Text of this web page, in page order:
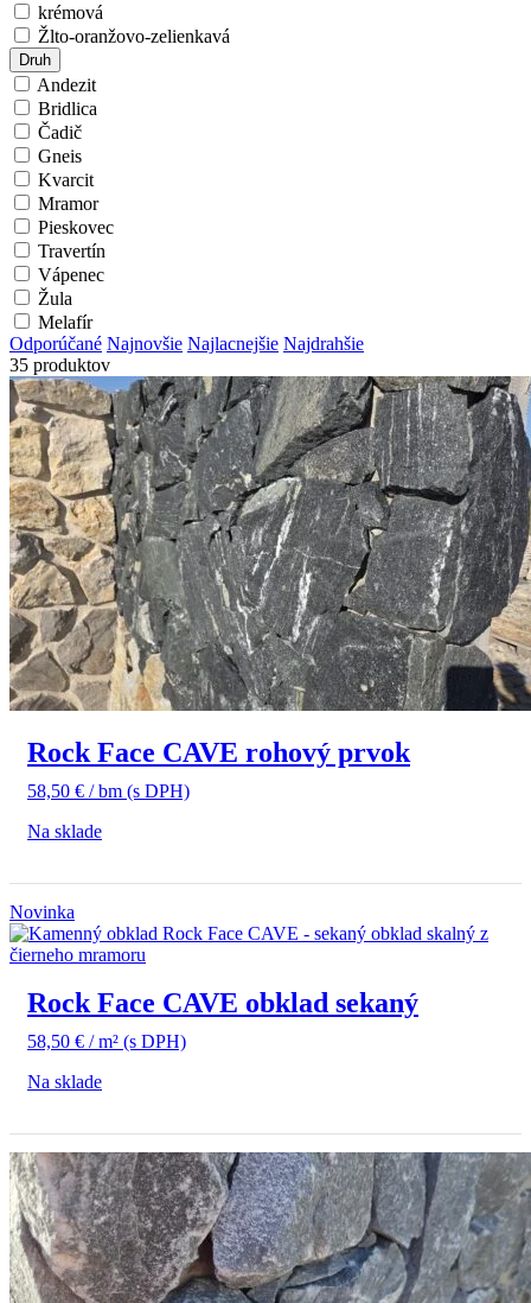
krémová
Žlto-oranžovo-zelienkavá
Druh
Andezit
Bridlica
Čadič
Gneis
Kvarcit
Mramor
Pieskovec
Travertín
Vápenec
Žula
Melafír
Odporúčané Najnovšie Najlacnejšie Najdrahšie
35 produktov
Rock Face CAVE rohový prvok
58,50 € / bm (s DPH)
Na sklade
Novinka
Rock Face CAVE obklad sekaný
58,50 € / m² (s DPH)
Na sklade